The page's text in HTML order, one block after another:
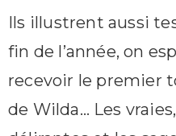
Ils illustrent aussi
fin de l’année, on
recevoir le premier
de Wilda… Les